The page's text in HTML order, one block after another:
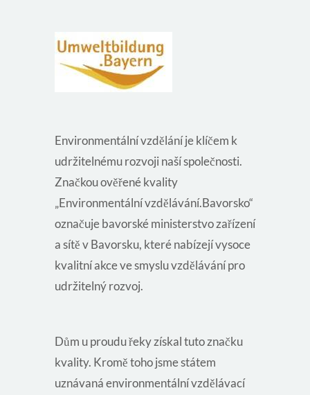
Environmentální vzdělání je klíčem k
udržitelnému rozvoji naší společnosti.
Značkou ověřené kvality
„Environmentální vzdělávání.Bavorsko“
označuje bavorské ministerstvo zařízení
a sítě v Bavorsku, které nabízejí vysoce
kvalitní akce ve smyslu vzdělávání pro
udržitelný rozvoj.
Dům u proudu řeky získal tuto značku
kvality. Kromě toho jsme státem
uznávaná environmentální vzdělávací